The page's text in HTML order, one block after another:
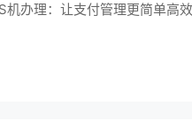
机办理：让支付管理更简单高效